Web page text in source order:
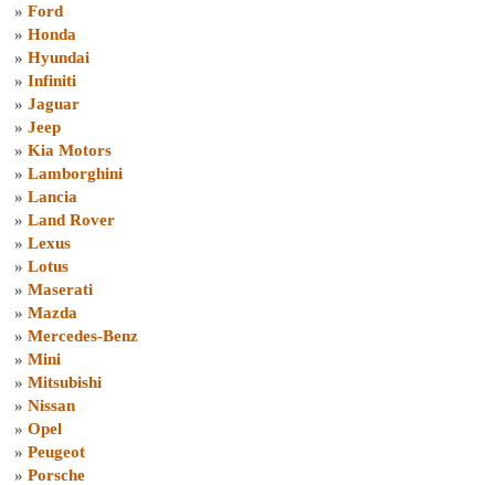
» Ford
» Honda
» Hyundai
» Infiniti
» Jaguar
» Jeep
» Kia Motors
» Lamborghini
» Lancia
» Land Rover
» Lexus
» Lotus
» Maserati
» Mazda
» Mercedes-Benz
» Mini
» Mitsubishi
» Nissan
» Opel
» Peugeot
» Porsche